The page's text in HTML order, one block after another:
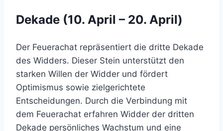
Dekade (10. April – 20. April)
Der Feuerachat repräsentiert die dritte Dekade
des Widders. Dieser Stein unterstützt den
starken Willen der Widder und fördert
Optimismus sowie zielgerichtete
Entscheidungen. Durch die Verbindung mit
dem Feuerachat erfahren Widder der dritten
Dekade persönliches Wachstum und eine